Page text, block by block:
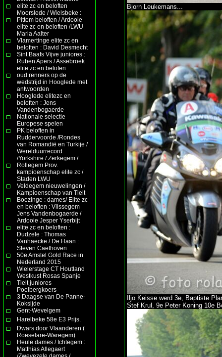
elite zc en beloften
Moorslede / Wielsbeke :
Pittem beloften / Ardooie
elite zc en beloften /LWU
Maria Aalter
Vlamertinge elite zc en
beloften : David Desmecht
Sint Baafs Vijve juniores :
Ruben Apers / Assebroek
elite zc en belofen
oud renners op de
wedstrijd in Hooglede met
antwoorden
Hooglede elitezc en
beloften : Jens
Vandenbogaerde
Nationale selectie
Europese spelen
PK beloften in
Ruddervoorde /Rondes
van Romandië en Turkije /
Werelduurrecord
/Yorkshire / Zerkegem /
Rollegem Prov.
kampioenschap elite zc /
Staden LWU
Veldegem nieuwelingen /
Kampioenschap van Tielt
Boezinge : dames/ Elite zc
en beloften : Vlissegem
Jens Vandenbogaerde /
Ardooie Jesper Yserbijt
elite zc en beloften :
Dudzele : Thomas
Vanhaecke / De Haan :
Steven Caethoven
50e Amstel Gold Race in
Nederland 2015
Wielerstage CT Houtland
Westkust Rosas Spanje
Tielt juniores
Poelbergkoers
3 Daagse van De Panne-
Koksijde
Gent-Wevelgem
Harelbeke 58e E3 Prijs.
Dwars door Vlaanderen (
Roeselare-Waregem)
Heule dames / Ichtegem :
Matthias Allegaert
Bjorn Leukemans...
Iljo Keisse werd 3e, Baptiste
Stef Krul, 9e Peter Koning 10e